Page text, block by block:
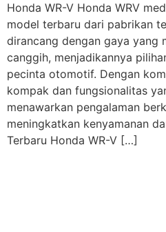
Honda WR-V Honda WRV
model terbaru dari pabrikan
dirancang dengan gaya yang
canggih, menjadikannya
pecinta otomotif. Dengan
kompak dan fungsionalitas
menawarkan pengalaman
meningkatkan kenyamanan
Terbaru Honda WR-V […]